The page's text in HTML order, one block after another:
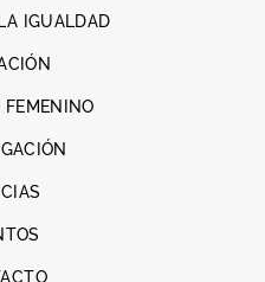
IGUALDAD
FEMENINO